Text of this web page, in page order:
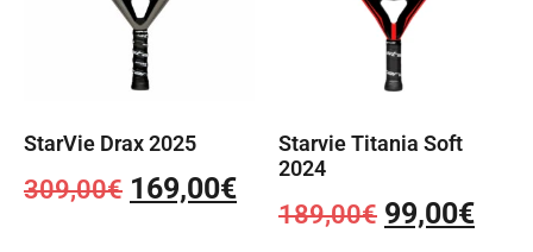
StarVie Drax 2025
309,00€ 169,00€
Starvie Titania Soft
2024
189,00€ 99,00€